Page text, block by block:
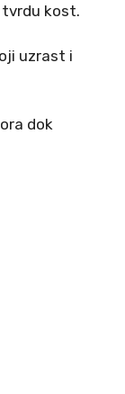
kost.
uzrast i
dok